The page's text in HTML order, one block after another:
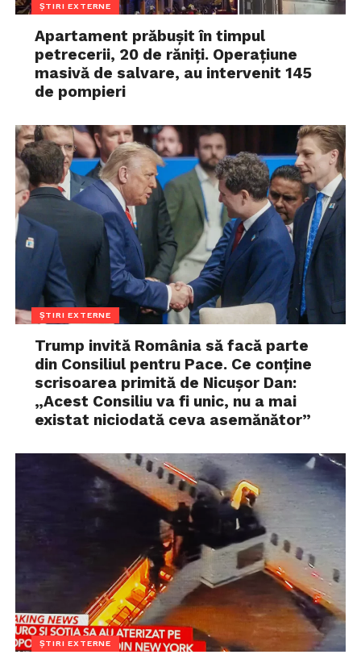
ȘTIRI EXTERNE
Apartament prăbușit în timpul
petrecerii, 20 de răniți. Operațiune
masivă de salvare, au intervenit 145
de pompieri
ȘTIRI EXTERNE
Trump invită România să facă parte
din Consiliul pentru Pace. Ce conține
scrisoarea primită de Nicușor Dan:
„Acest Consiliu va fi unic, nu a mai
existat niciodată ceva asemănător”
ȘTIRI EXTERNE